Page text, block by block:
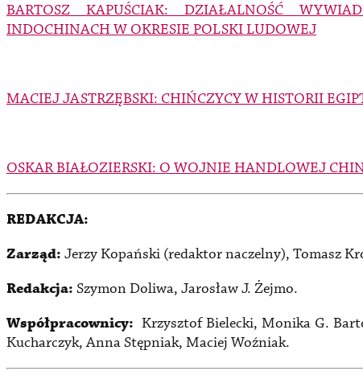
BARTOSZ KAPUŚCIAK: DZIAŁALNOŚĆ
INDOCHINACH W OKRESIE POLSKI LUDOWEJ
MACIEJ JASTRZĘBSKI: CHIŃCZYCY W HISTORII
OSKAR BIAŁOZIERSKI: O WOJNIE HANDLOWEJ
REDAKCJA:
Zarząd: Jerzy Kopański (redaktor naczelny), Tomasz
Redakcja: Szymon Doliwa, Jarosław J. Żejmo.
Współpracownicy: Krzysztof Bielecki, Monika G.
Kucharczyk, Anna Stępniak, Maciej Woźniak.